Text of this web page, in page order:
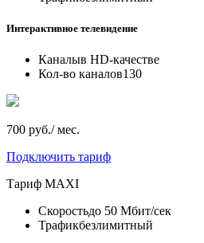
Интерактивное телевидение
Каналыв HD-качестве
Кол-во каналов130
700 руб./ мес.
Подключить тариф
Тариф MAXI
Скоростьдо 50 Мбит/сек
Трафикбезлимитный